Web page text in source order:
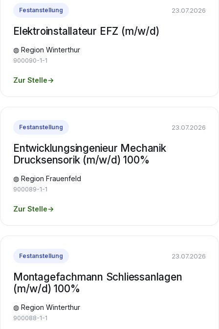
Festanstellung 23.07.2026
Elektroinstallateur EFZ (m/w/d)
◍ Region Winterthur
900090-1-1
Zur Stelle→
Festanstellung 23.07.2026
Entwicklungsingenieur Mechanik
Drucksensorik (m/w/d) 100%
◍ Region Frauenfeld
900089-1-1
Zur Stelle→
Festanstellung 23.07.2026
Montagefachmann Schliessanlagen
(m/w/d) 100%
◍ Region Winterthur
900088-1-1